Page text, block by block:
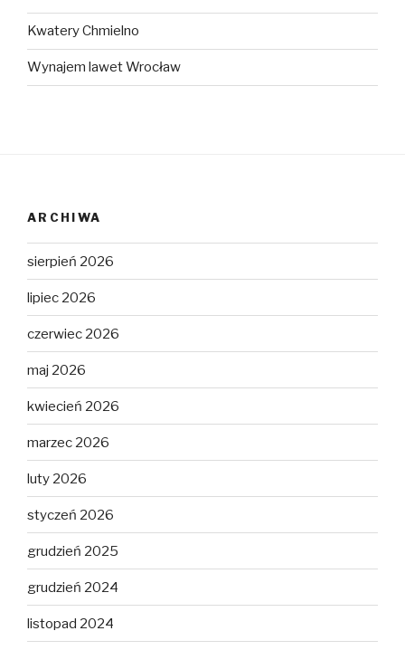
Kwatery Chmielno
Wynajem lawet Wrocław
ARCHIWA
sierpień 2026
lipiec 2026
czerwiec 2026
maj 2026
kwiecień 2026
marzec 2026
luty 2026
styczeń 2026
grudzień 2025
grudzień 2024
listopad 2024